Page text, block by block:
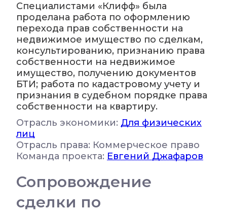
Специалистами «Клифф» была
проделана работа по оформлению
перехода прав собственности на
недвижимое имущество по сделкам,
консультированию, признанию права
собственности на недвижимое
имущество, получению документов
БТИ; работа по кадастровому учету и
признания в судебном порядке права
собственности на квартиру.
Отрасль экономики: Для физических
лиц
Отрасль права: Коммерческое право
Команда проекта: Евгений Джафаров
Сопровождение
сделки по